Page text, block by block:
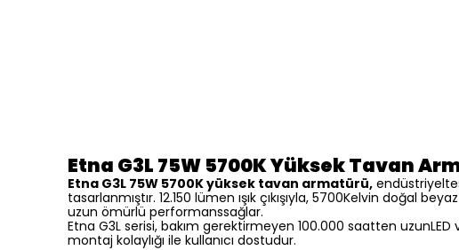
Etna G3L 75W 5700K Yüksek Tavan
Etna G3L 75W 5700K yüksek tavan armatürü,
tasarlanmıştır. 12.150 lümen ışık çıkışıyla, 5700Kelvin doğal
uzun ömürlü performanssağlar.
Etna G3L serisi, bakım gerektirmeyen 100.000 saatten
montaj kolaylığı ile kullanıcı dostudur.